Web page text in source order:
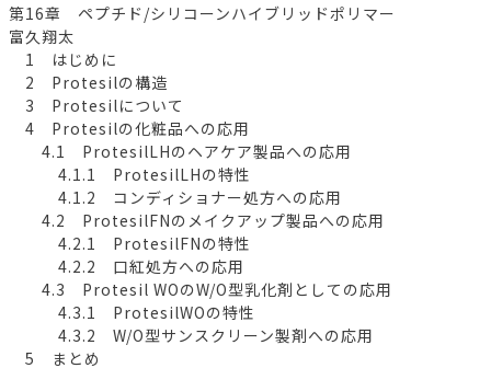
第16章 ペプチド/シリコーンハイブリッドポリマー
富久翔太
1 はじめに
2 Protesilの構造
3 Protesilについて
4 Protesilの化粧品への応用
4.1 ProtesilLHのヘアケア製品への応用
4.1.1 ProtesilLHの特性
4.1.2 コンディショナー処方への応用
4.2 ProtesilFNのメイクアップ製品への応用
4.2.1 ProtesilFNの特性
4.2.2 口紅処方への応用
4.3 Protesil WOのW/O型乳化剤としての応用
4.3.1 ProtesilWOの特性
4.3.2 W/O型サンスクリーン製剤への応用
5 まとめ